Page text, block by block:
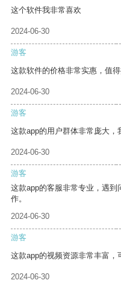
这个软件我非常喜欢
2024-06-30
游客
这款软件的价格非常实惠，值得
2024-06-30
游客
这款app的用户群体非常庞大，
2024-06-30
游客
这款app的客服非常专业，遇
作。
2024-06-30
游客
这款app的视频资源非常丰富，
2024-06-30